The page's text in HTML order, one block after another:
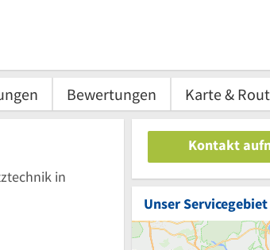
Bewertungen Karte &
in
Kontakt
Unser Servicegebiet